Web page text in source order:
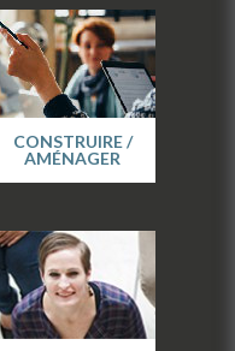
CONSTRUIRE /
AMÉNAGER